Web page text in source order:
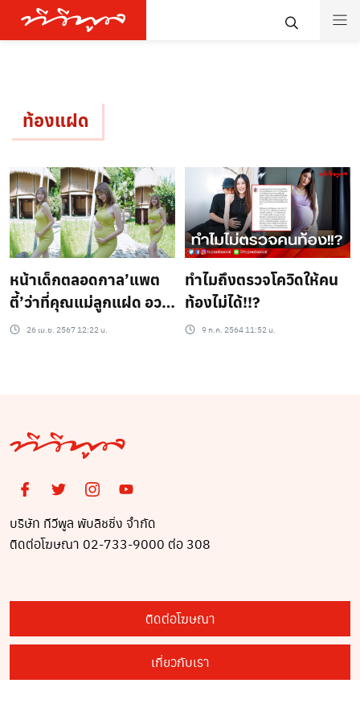
ท้องแฝด
หน้าเด็กตลอดกาล’แพต
ตี้’ว่าที่คุณแม่ลูกแฝด อวด
ท้องโตในชุดเดรสรัดรูป
26 เม.ย. 2567 12:22 น.
ทำไมถึงตรวจโควิดให้คน
ท้องไม่ได้!!?
9 ก.ค. 2564 11:52 น.
บริษัท ทีวีพูล พับลิชชิ่ง จำกัด
ติดต่อโฆษณา 02-733-9000 ต่อ 308
ติดต่อโฆษณา
เกี่ยวกับเรา